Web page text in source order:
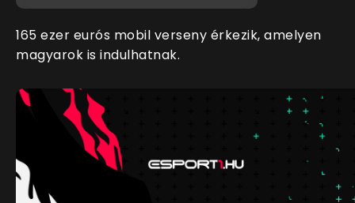
165 ezer eurós mobil verseny érkezik, amelyen
magyarok is indulhatnak.